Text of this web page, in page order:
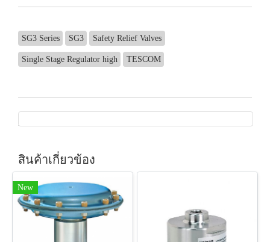
SG3 Series SG3 Safety Relief Valves
Single Stage Regulator high TESCOM
สินค้าเกี่ยวข้อง
New